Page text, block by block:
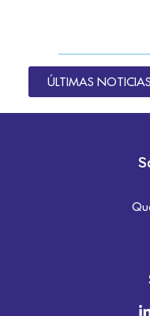
ÚLTIMAS